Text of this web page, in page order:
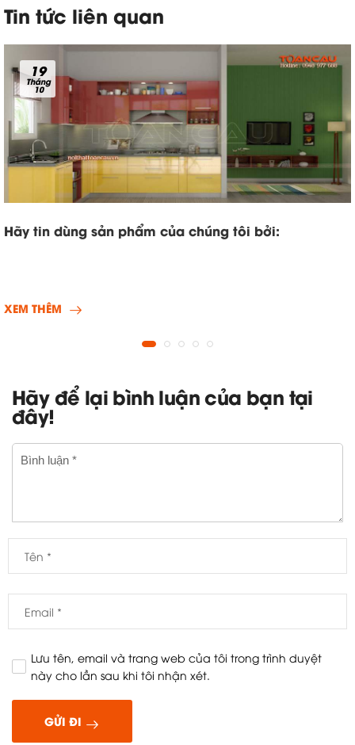
Tin tức liên quan
19
Tháng
10
Hãy tin dùng sản phẩm của chúng tôi bởi:
XEM THÊM
Hãy để lại bình luận của bạn tại
đây!
Lưu tên, email và trang web của tôi trong trình duyệt
này cho lần sau khi tôi nhận xét.
GỬI ĐI